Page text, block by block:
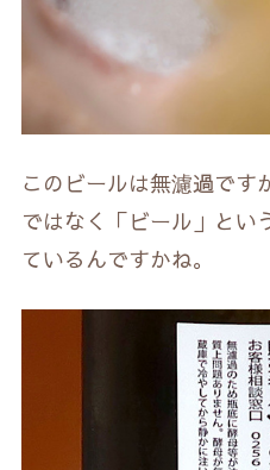
このビールは無濾過です
ではなく「ビール」とい
ているんですかね。